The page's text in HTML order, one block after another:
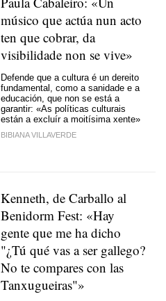
músico que actúa nun acto
ten que cobrar, da
visibilidade non se vive»
Defende que a cultura é un dereito
fundamental, como a sanidade e a
educación, que non se está a
garantir: «As políticas culturais
están a excluír a moitísima xente»
BIBIANA VILLAVERDE
Kenneth, de Carballo al
Benidorm Fest: «Hay
gente que me ha dicho
"¿Tú qué vas a ser gallego?
No te compares con las
Tanxugueiras"»